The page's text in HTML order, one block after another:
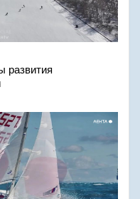
развития